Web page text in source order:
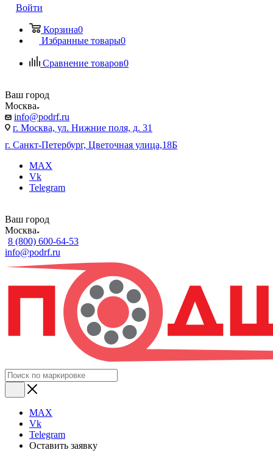
Войти
Корзина0
Избранные товары0
Сравнение товаров0
Ваш город
Москва
info@podrf.ru
г. Москва, ул. Нижние поля, д. 31
г. Санкт-Петербург, Цветочная улица,18Б
MAX
Vk
Telegram
Ваш город
Москва
8 (800) 600-64-53
info@podrf.ru
MAX
Vk
Telegram
Оставить заявку